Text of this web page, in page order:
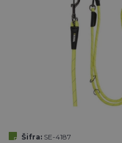
Šifra: SE-4187